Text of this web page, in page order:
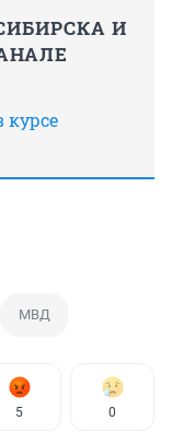
И
курсе
МВД
5 0